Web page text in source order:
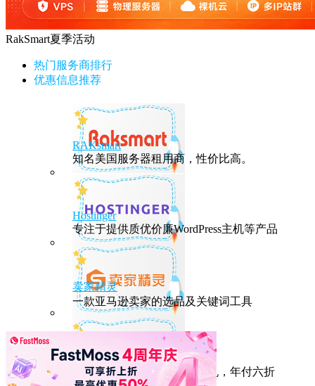
RakSmart夏季活动
热门服务商排行
优惠信息推荐
RAKsmart
知名美国服务器租用商，性价比高。
Hostinger
专注于提供质优价廉WordPress主机等产品
卖家精灵
一款亚马逊卖家的选品及关键词工具
HostEase
性能出众的高性价比美国主机，年付六折